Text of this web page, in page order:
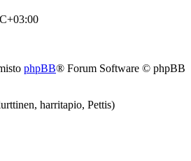
phpBB® Forum Software © phpBB
harritapio, Pettis)